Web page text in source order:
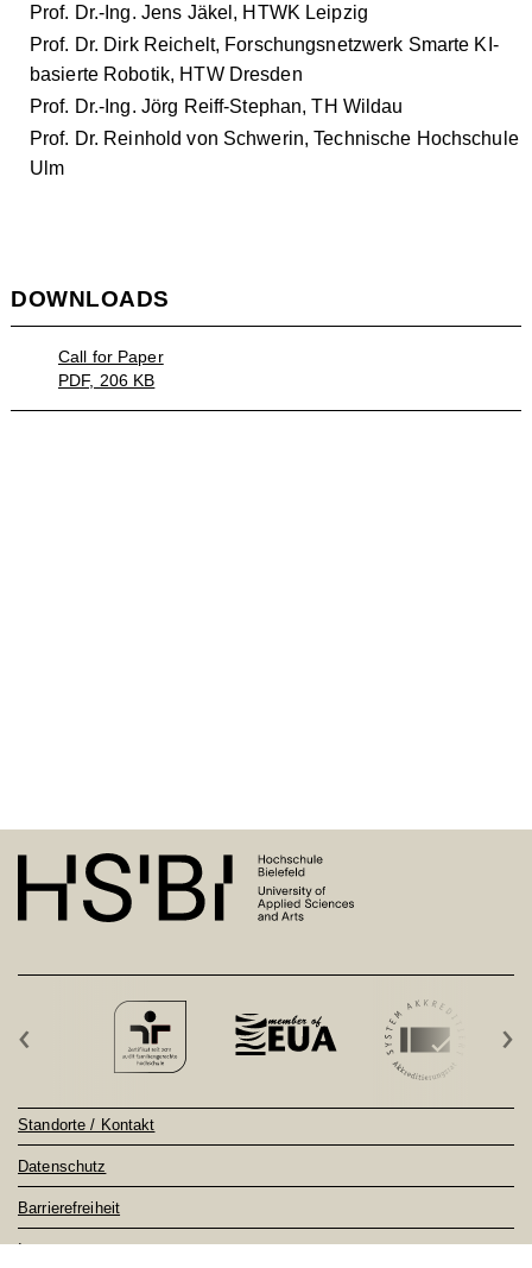
Prof. Dr.-Ing. Jens Jäkel, HTWK Leipzig
Prof. Dr. Dirk Reichelt, Forschungsnetzwerk Smarte KI-
basierte Robotik, HTW Dresden
Prof. Dr.-Ing. Jörg Reiff-Stephan, TH Wildau
Prof. Dr. Reinhold von Schwerin, Technische Hochschule
Ulm
DOWNLOADS
Call for Paper
PDF, 206 KB
‹ ›
Standorte / Kontakt
Datenschutz
Barrierefreiheit
Impressum